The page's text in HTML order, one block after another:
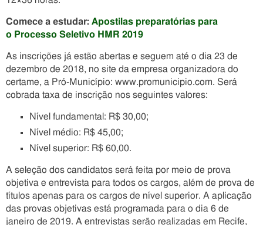
Comece a estudar: Apostilas preparatórias para
o Processo Seletivo HMR 2019
As inscrições já estão abertas e seguem até o dia 23 de
dezembro de 2018, no site da empresa organizadora do
certame, a Pró-Município: www.promunicipio.com. Será
cobrada taxa de inscrição nos seguintes valores:
Nível fundamental: R$ 30,00;
Nível médio: R$ 45,00;
Nível superior: R$ 60,00.
A seleção dos candidatos será feita por meio de prova
objetiva e entrevista para todos os cargos, além de prova de
títulos apenas para os cargos de nível superior. A aplicação
das provas objetivas está programada para o dia 6 de
janeiro de 2019. A entrevistas serão realizadas em Recife,